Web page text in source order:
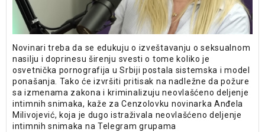
Novinari treba da se edukuju o izveštavanju o seksualnom
nasilju i doprinesu širenju svesti o tome koliko je
osvetnička pornografija u Srbiji postala sistemska i model
ponašanja. Tako će izvršiti pritisak na nadležne da požure
sa izmenama zakona i kriminalizuju neovlašćeno deljenje
intimnih snimaka, kaže za Cenzolovku novinarka Anđela
Milivojević, koja je dugo istraživala neovlašćeno deljenje
intimnih snimaka na Telegram grupama